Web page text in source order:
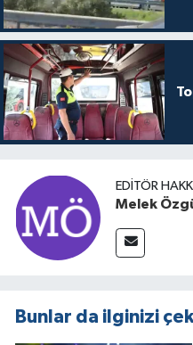
EDITÖR
Melek
Bunlar da ilginizi